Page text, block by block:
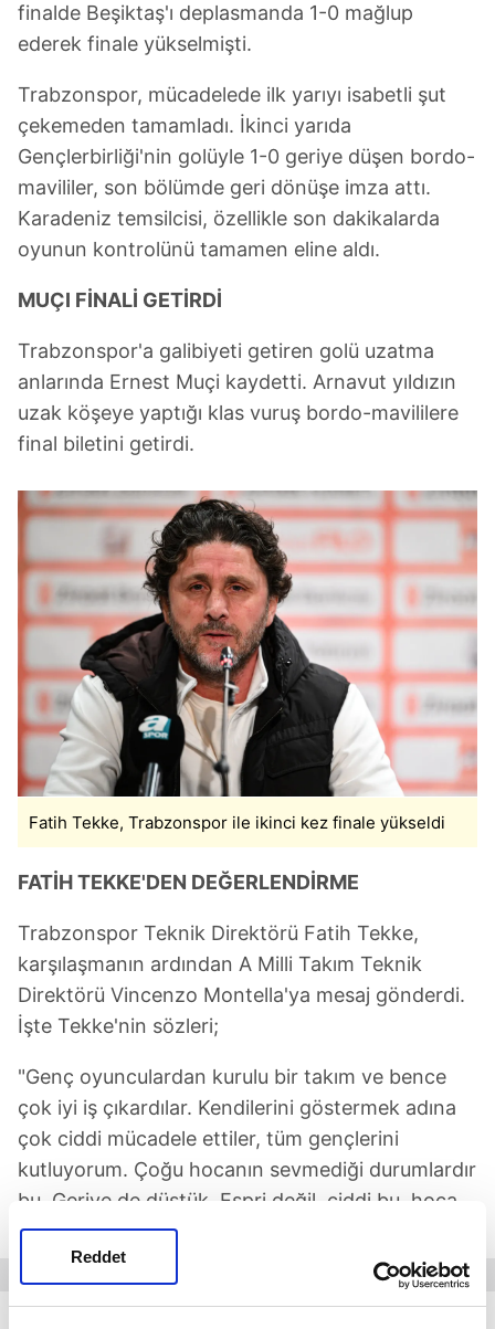
Reddet
finalde Beşiktaş'ı deplasmanda 1-0 mağlup
ederek finale yükselmişti.
Trabzonspor, mücadelede ilk yarıyı isabetli şut
çekemeden tamamladı. İkinci yarıda
Gençlerbirliği'nin golüyle 1-0 geriye düşen bordo-
mavililer, son bölümde geri dönüşe imza attı.
Karadeniz temsilcisi, özellikle son dakikalarda
oyunun kontrolünü tamamen eline aldı.
MUÇI FİNALİ GETİRDİ
Trabzonspor'a galibiyeti getiren golü uzatma
anlarında Ernest Muçi kaydetti. Arnavut yıldızın
uzak köşeye yaptığı klas vuruş bordo-mavililere
final biletini getirdi.
Fatih Tekke, Trabzonspor ile ikinci kez finale yükseldi
FATİH TEKKE'DEN DEĞERLENDİRME
Trabzonspor Teknik Direktörü Fatih Tekke,
karşılaşmanın ardından A Milli Takım Teknik
Direktörü Vincenzo Montella'ya mesaj gönderdi.
İşte Tekke'nin sözleri;
"Genç oyunculardan kurulu bir takım ve bence
çok iyi iş çıkardılar. Kendilerini göstermek adına
çok ciddi mücadele ettiler, tüm gençlerini
kutluyorum. Çoğu hocanın sevmediği durumlardır
bu. Geriye de düştük. Espri değil, ciddi bu, hoca
kovduracak maçlar bunlar."